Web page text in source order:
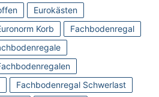
Eurokästen
Korb
Fachbodenregal
Fachbodenregal Schwerlast